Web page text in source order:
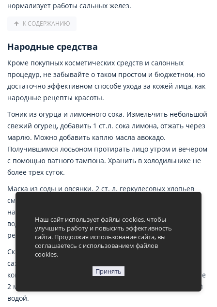
нормализует работы сальных желез.
К СОДЕРЖАНИЮ
Народные средства
Кроме покупных косметических средств и салонных
процедур, не забывайте о таком простом и бюджетном, но
достаточно эффективном способе ухода за кожей лица, как
народные рецепты красоты.
Тоник из огурца и лимонного сока. Измельчить небольшой
свежий огурец, добавить 1 ст.л. сока лимона, отжать через
марлю. Можно добавить каплю масла авокадо.
Получившимся лосьоном протирать лицо утром и вечером
с помощью ватного тампона. Хранить в холодильнике не
более трех суток.
Маска из соды и овсянки. 2 ст. л. геркулесовых хлопьев
смешать с 1 ч. л. соды и водой. Смесь средней густоты
нанести на лицо до полного высыхания. Смыть теплой
водой, затем ополоснуть прохладной водой. Не
рекомендуется наносить на кожу вокруг глаз.
Скраб из сахара и огурца. Смешать 2 ст. л. коричневого
сахара и 1 ст. л. огуречного сока до однородной
консистенции. Нанести на лицо, помассировать в течение
2 минут. Оставить маску на 10 минут и смыть прохладной
водой.
Наш сайт использует файлы cookies, чтобы
улучшить работу и повысить эффективность
сайта. Продолжая использование сайта, вы
соглашаетесь с использованием файлов
cookies.
Принять